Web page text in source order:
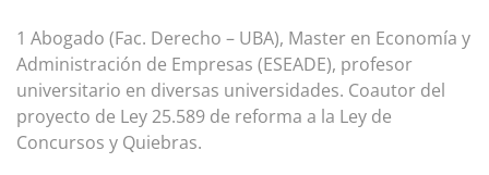
1 Abogado (Fac. Derecho – UBA), Master en Economía y
Administración de Empresas (ESEADE), profesor
universitario en diversas universidades. Coautor del
proyecto de Ley 25.589 de reforma a la Ley de
Concursos y Quiebras.